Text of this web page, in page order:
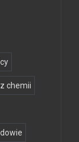
chemii